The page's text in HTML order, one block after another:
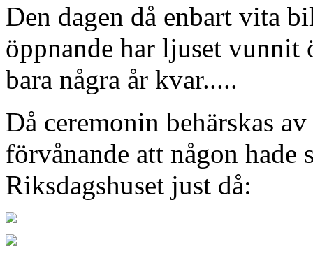
Den dagen då enbart vita
öppnande har ljuset
bara några år kvar.....
Då ceremonin behärskas
förvånande att någon hade
Riksdagshuset just då: